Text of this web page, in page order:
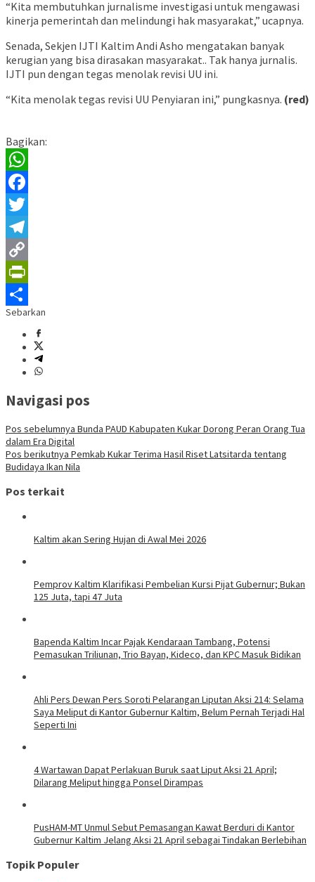
“Kita membutuhkan jurnalisme investigasi untuk mengawasi
kinerja pemerintah dan melindungi hak masyarakat,” ucapnya.
Senada, Sekjen IJTI Kaltim Andi Asho mengatakan banyak
kerugian yang bisa dirasakan masyarakat.. Tak hanya jurnalis.
IJTI pun dengan tegas menolak revisi UU ini.
“Kita menolak tegas revisi UU Penyiaran ini,” pungkasnya. (red)
Bagikan:
WhatsApp
Facebook
Twitter
Telegram
Copy
Link
PrintFriendly
Share
Sebarkan
Navigasi pos
Pos sebelumnya Bunda PAUD Kabupaten Kukar Dorong Peran Orang Tua
dalam Era Digital
Pos berikutnya Pemkab Kukar Terima Hasil Riset Latsitarda tentang
Budidaya Ikan Nila
Pos terkait
Kaltim akan Sering Hujan di Awal Mei 2026
Pemprov Kaltim Klarifikasi Pembelian Kursi Pijat Gubernur; Bukan
125 Juta, tapi 47 Juta
Bapenda Kaltim Incar Pajak Kendaraan Tambang, Potensi
Pemasukan Triliunan, Trio Bayan, Kideco, dan KPC Masuk Bidikan
Ahli Pers Dewan Pers Soroti Pelarangan Liputan Aksi 214: Selama
Saya Meliput di Kantor Gubernur Kaltim, Belum Pernah Terjadi Hal
Seperti Ini
4 Wartawan Dapat Perlakuan Buruk saat Liput Aksi 21 April;
Dilarang Meliput hingga Ponsel Dirampas
PusHAM-MT Unmul Sebut Pemasangan Kawat Berduri di Kantor
Gubernur Kaltim Jelang Aksi 21 April sebagai Tindakan Berlebihan
Topik Populer